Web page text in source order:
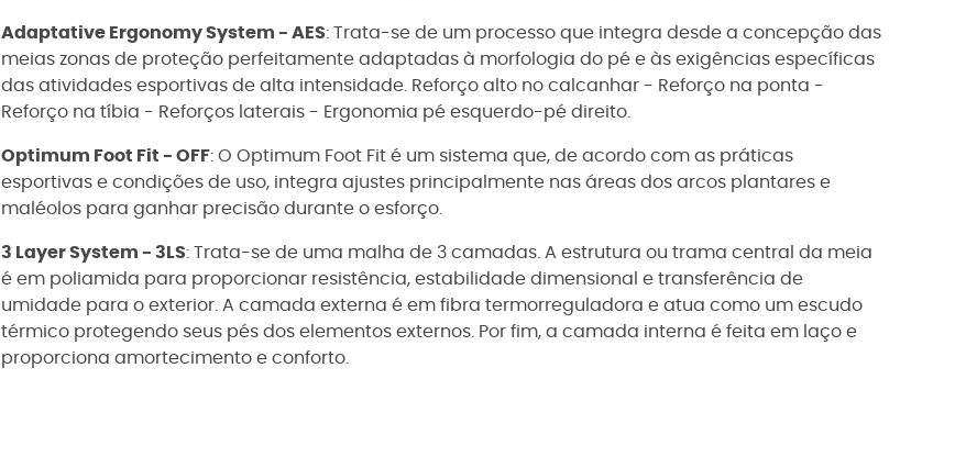
Adaptative Ergonomy System - AES: Trata-se de um processo que integra desde a concepção das
meias zonas de proteção perfeitamente adaptadas à morfologia do pé e às exigências específicas
das atividades esportivas de alta intensidade. Reforço alto no calcanhar - Reforço na ponta -
Reforço na tíbia - Reforços laterais - Ergonomia pé esquerdo-pé direito.
Optimum Foot Fit - OFF: O Optimum Foot Fit é um sistema que, de acordo com as práticas
esportivas e condições de uso, integra ajustes principalmente nas áreas dos arcos plantares e
maléolos para ganhar precisão durante o esforço.
3 Layer System - 3LS: Trata-se de uma malha de 3 camadas. A estrutura ou trama central da meia
é em poliamida para proporcionar resistência, estabilidade dimensional e transferência de
umidade para o exterior. A camada externa é em fibra termorreguladora e atua como um escudo
térmico protegendo seus pés dos elementos externos. Por fim, a camada interna é feita em laço e
proporciona amortecimento e conforto.